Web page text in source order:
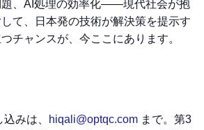
題、AI処理の効率化――現代社会が抱
て、日本発の技術が解決策を提示す
チャンスが、今ここにあります。
みは、 hiqali@optqc.com まで。第3